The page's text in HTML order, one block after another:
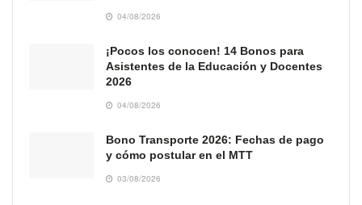
04/08/2026
¡Pocos los conocen! 14 Bonos para
Asistentes de la Educación y Docentes
2026
04/08/2026
Bono Transporte 2026: Fechas de pago
y cómo postular en el MTT
03/08/2026